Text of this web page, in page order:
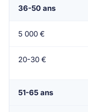
36-50 ans
5 000 €
20-30 €
51-65 ans